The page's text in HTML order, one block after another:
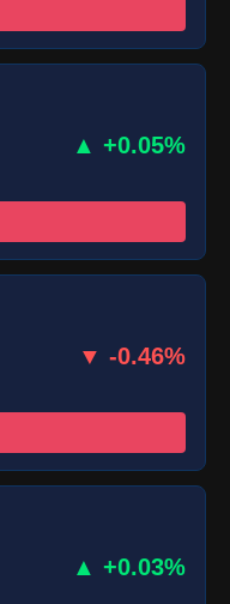
▲ +0.05%
▼ -0.46%
▲ +0.03%